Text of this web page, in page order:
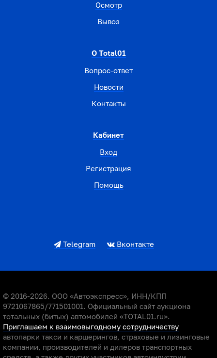
Осмотр
Вывоз
О Total01
Вопрос-ответ
Новости
Контакты
Кабинет
Вход
Регистрация
Помощь
Telegram Вконтакте
© 2016-2026. ООО «Автоэкспресс», ИНН/КПП
9721067865/771501001. Официальный сайт аукциона
тотальных (битых) автомобилей «TOTAL01.ru».
Приглашаем к взаимовыгодному сотрудничеству
автопарки такси и каршерингов, страховые и лизинговые
компании, производителей и дилеров транспортных